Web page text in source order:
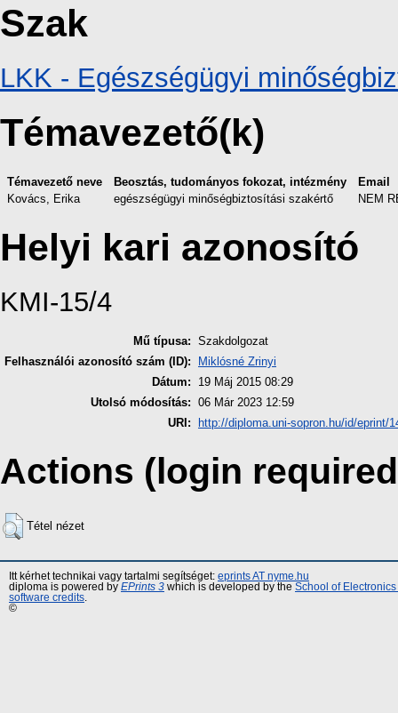
Szak
LKK - Egészségügyi
Témavezető(k)
Témavezető neve Beosztás, tudományos fokozat, intézmény
Email
Kovács, Erika
egészségügyi minőségbiztosítási szakértő NEM
Helyi kari azonosító
KMI-15/4
Mű típusa: Szakdolgozat
Felhasználói azonosító szám (ID):
Miklósné Zrinyi
Dátum:
19 Máj 2015 08:29
Utolsó módosítás: 06 Már 2023 12:59
URI:
http://diploma.uni-sopron.hu/id/eprint/
Actions (login
Tétel nézet
Itt kérhet technikai vagy tartalmi segítséget: eprints AT nyme.hu
diploma is powered by EPrints 3 which is developed by the School of
software credits
©